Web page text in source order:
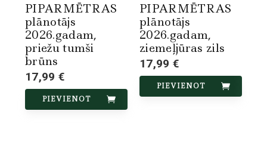
PIPARMĒTRAS
plānotājs
2026.gadam,
priežu tumši
brūns
17,99 €
PIEVIENOT
PIPARMĒTRAS
plānotājs
2026.gadam,
ziemeļjūras zils
17,99 €
PIEVIENOT